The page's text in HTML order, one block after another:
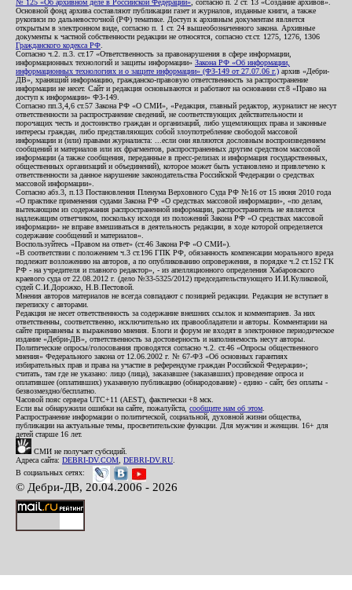
№ 125 «Об архивном деле в Российской Федерации» , согласно п. 2 ст. 13 «Создание архивов».
Основной фонд архива составляют публикации газет и журналов, изданные книги, а также
рукописи по дальневосточной (РФ) тематике. Доступ к архивным документам является
открытым в электронном виде, согласно п. 1 ст. 24 вышеобозначенного закона. Архивные
документы к частной собственности редакции не относятся, согласно ст.ст. 1275, 1276, 1306
Гражданского кодекса РФ
Согласно ч.2. п.3. ст.17 «Ответственность за правонарушения в сфере информации,
информационных технологий и защиты информации» Закона РФ «Об информации,
информационных технологиях и о защите информации» (ФЗ-149 от 27.07.06 г.) архив «Дебри-
ДВ», хранящий информацию, гражданско-правовую ответственность за распространение
информации не несет. Сайт и редакция основываются и работают на основании ст.8 «Право на
доступ к информации» ФЗ-149.
Согласно пп.3,4,6 ст.57 Закона РФ «О СМИ», «Редакция, главный редактор, журналист не несут
ответственности за распространение сведений, не соответствующих действительности и
порочащих честь и достоинство граждан и организаций, либо ущемляющих права и законные
интересы граждан, либо представляющих собой злоупотребление свободой массовой
информации и (или) правами журналиста: ...если они являются дословным воспроизведением
сообщений и материалов или их фрагментов, распространенных другим средством массовой
информации (а также сообщения, переданные в пресс-релизах и информация государственных,
общественных организаций и объединений), которое может быть установлено и привлечено к
ответственности за данное нарушение законодательства Российской Федерации о средствах
массовой информации».
Согласно абз.3, п.13 Постановления Пленума Верховного Суда РФ №16 от 15 июня 2010 года
«О практике применения судами Закона РФ «О средствах массовой информации», «по делам,
вытекающим из содержания распространенной информации, распространитель не является
надлежащим ответчиком, поскольку исходя из положений Закона РФ «О средствах массовой
информации» не вправе вмешиваться в деятельность редакции, в ходе которой определяется
содержание сообщений и материалов».
Воспользуйтесь «Правом на ответ» (ст.46 Закона РФ «О СМИ»).
«В соответствии с положением ч.3 ст.196 ГПК РФ, обязанность компенсации морального вреда
подлежит возложению на авторов, а по опубликованию опровержения, в порядке ч.2 ст.152 ГК
РФ - на учредителя и главного редактор», - из апелляционного определения Хабаровского
краевого суда от 22.08.2012 г. (дело №33-5325/2012) председательствующего И.И.Куликовой,
судей С.И.Дорожко, Н.В.Пестовой.
Мнения авторов материалов не всегда совпадают с позицией редакции. Редакция не вступает в
переписку с авторами.
Редакция не несет ответственность за содержание внешних ссылок и комментариев. За них
ответственны, соответственно, исключительно их правообладатели и авторы. Комментарии на
сайте приравнены к выражению мнения. Блоги и форум не входят в электронное периодическое
издание «Дебри-ДВ», ответственность за достоверность и наполняемость несут авторы.
Политические опросы/голосования проводятся согласно ч.2. ст.46 «Опросы общественного
мнения» Федерального закона от 12.06.2002 г. № 67-ФЗ «Об основных гарантиях
избирательных прав и права на участие в референдуме граждан Российской Федерации»;
считать, там где не указано: лицо (лица), заказавшее (заказавших) проведение опроса и
оплатившее (оплативших) указанную публикацию (обнародование) - едино - сайт, без оплаты -
безвозмездно/бесплатно.
Часовой пояс сервера UTC+11 (AEST), фактически +8 мск.
Если вы обнаружили ошибки на сайте, пожалуйста, сообщите нам об этом
Распространение информации о политической, социальной, духовной жизни общества,
публикации на актуальные темы, просветительские функции. Для мужчин и женщин. 16+ для
детей старше 16 лет.
СМИ не получает субсидий.
Адреса сайта: DEBRI-DV.COM DEBRI-DV.RU
В социальных сетях:
© Дебри-ДВ, 20.04.2006 - 2026